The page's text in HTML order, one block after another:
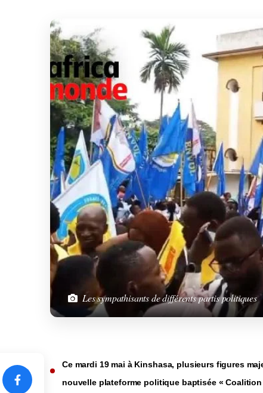
Les sympathisants de différents partis politiques
Ce mardi 19 mai à Kinshasa, plusieurs figures
nouvelle plateforme politique baptisée « Coalition